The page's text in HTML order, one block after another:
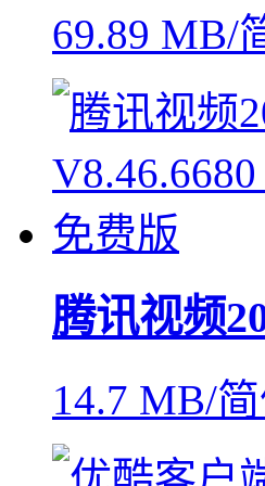
69.89 MB/
腾讯视频
14.7 MB/